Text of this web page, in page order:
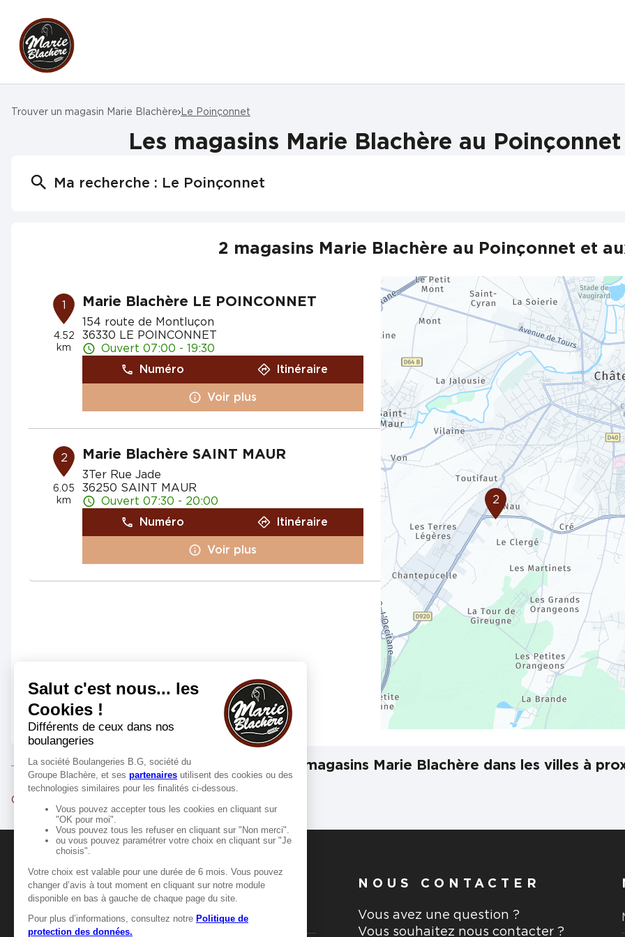
Trouver un magasin Marie Blachère Le Poinçonnet
Les magasins Marie Blachère au
Ma recherche : Le Poinçonnet
2 magasins Marie Blachère au Poinçonnet et
1
4.52
km
Marie Blachère LE POINCONNET
154 route de Montluçon
36330 LE POINCONNET
Ouvert 07:00 - 19:30
Numéro
Itinéraire
Voir plus
2
6.05
km
Marie Blachère SAINT MAUR
3Ter Rue Jade
36250 SAINT MAUR
Ouvert 07:30 - 20:00
Numéro
Itinéraire
Voir plus
2
Les magasins Marie Blachère dans les villes à
Châteauroux
MANGER-BOUGER
Manger-Bouger.fr
NOUS CONTACTER
Vous avez une question ?
Vous souhaitez nous contacter ?